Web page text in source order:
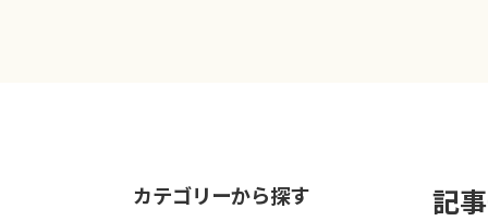
カテゴリーから探す 記